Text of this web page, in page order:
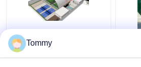
Type van de
Tennisbanengebieden
Tommy